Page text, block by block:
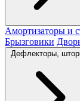
Амортизаторы и
Брызговики
Дефлекторы,